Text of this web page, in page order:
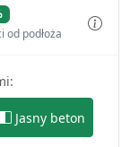
podłoża
Jasny beton